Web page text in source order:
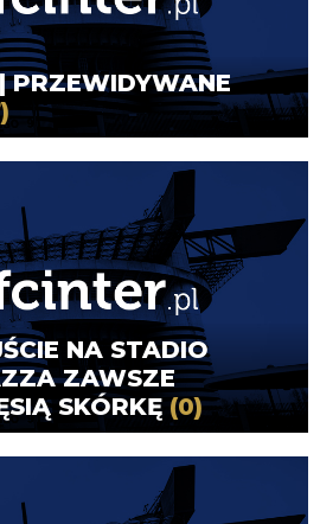
PRZEWIDYWANE
NA STADIO
ZAWSZE
SKÓRKĘ (0)